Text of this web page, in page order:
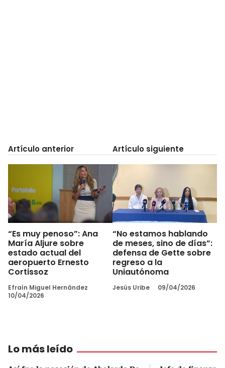
Artículo anterior
“Es muy penoso”: Ana
María Aljure sobre
estado actual del
aeropuerto Ernesto
Cortissoz
Efraín Miguel Hernández
10/04/2026
Artículo siguiente
“No estamos hablando
de meses, sino de días”:
defensa de Gette sobre
regreso a la
Uniautónoma
Jesús Uribe 09/04/2026
Lo más leído